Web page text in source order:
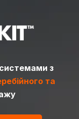
з
та